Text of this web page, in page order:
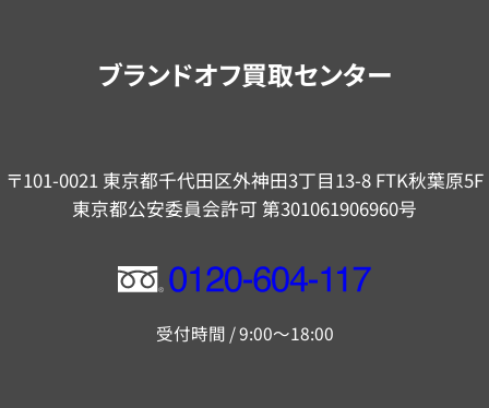
ブランドオフ買取センター
〒101-0021 東京都千代田区外神田3丁目13-8 FTK秋葉原5F
東京都公安委員会許可 第301061906960号
フ
ー
受付時間 / 9:00～18:00